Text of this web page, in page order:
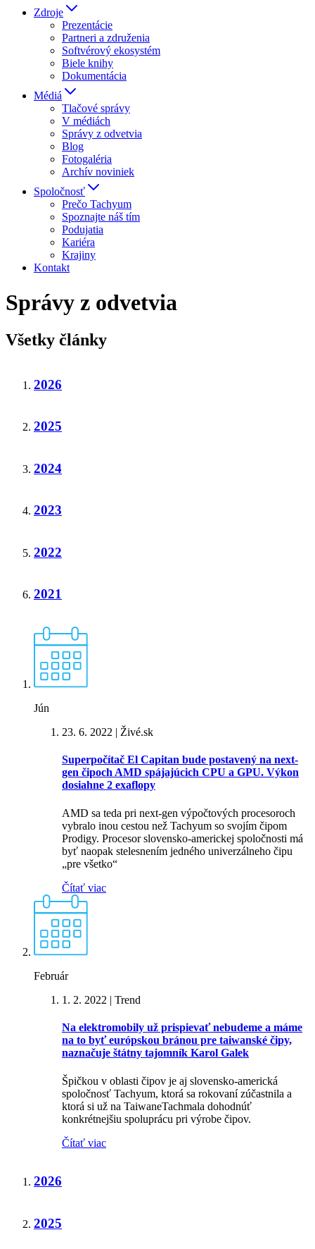
Zdroje
Prezentácie
Partneri a združenia
Softvérový ekosystém
Biele knihy
Dokumentácia
Médiá
Tlačové správy
V médiách
Správy z odvetvia
Blog
Fotogaléria
Archív noviniek
Spoločnosť
Prečo Tachyum
Spoznajte náš tím
Podujatia
Kariéra
Krajiny
Kontakt
Správy z odvetvia
Všetky články
2026
2025
2024
2023
2022
2021
Jún
23. 6. 2022 | Živé.sk
Superpočítač El Capitan bude postavený na next-
gen čipoch AMD spájajúcich CPU a GPU. Výkon
dosiahne 2 exaflopy
AMD sa teda pri next-gen výpočtových procesoroch
vybralo inou cestou než Tachyum so svojím čipom
Prodigy. Procesor slovensko-americkej spoločnosti má
byť naopak stelesnením jedného univerzálneho čipu
„pre všetko“
Čítať viac
Február
1. 2. 2022 | Trend
Na elektromobily už prispievať nebudeme a máme
na to byť európskou bránou pre taiwanské čipy,
naznačuje štátny tajomník Karol Galek
Špičkou v oblasti čipov je aj slovensko-americká
spoločnosť Tachyum, ktorá sa rokovaní zúčastnila a
ktorá si už na TaiwaneTachmala dohodnúť
konkrétnejšiu spoluprácu pri výrobe čipov.
Čítať viac
2026
2025